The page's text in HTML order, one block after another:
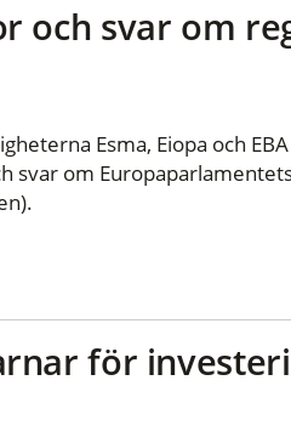
och svar om
Esma, Eiopa och
svar om
för